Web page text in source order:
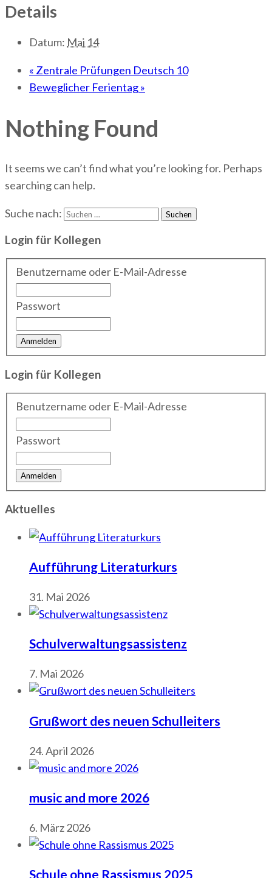
Details
Datum: Mai 14
« Zentrale Prüfungen Deutsch 10
Beweglicher Ferientag»
Nothing Found
It seems we can’t find what you’re looking for. Perhaps
searching can help.
Suche nach:
Login für Kollegen
Benutzername oder E-Mail-Adresse
Passwort
Login für Kollegen
Benutzername oder E-Mail-Adresse
Passwort
Aktuelles
Aufführung Literaturkurs
31. Mai 2026
Schulverwaltungsassistenz
7. Mai 2026
Grußwort des neuen Schulleiters
24. April 2026
music and more 2026
6. März 2026
Schule ohne Rassismus 2025